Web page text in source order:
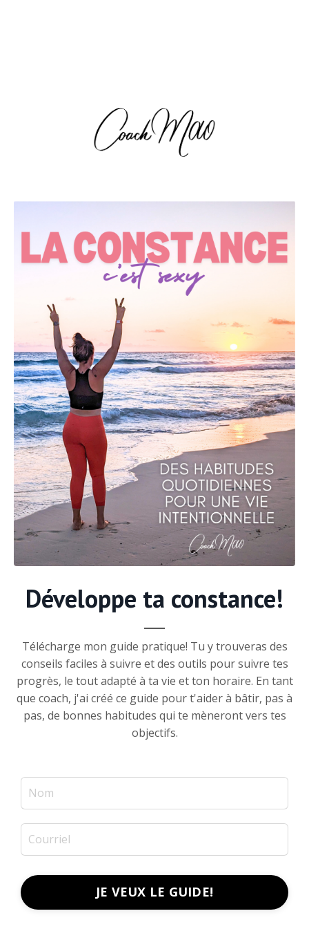
Développe ta constance!
Télécharge mon guide pratique! Tu y trouveras des
conseils faciles à suivre et des outils pour suivre tes
progrès, le tout adapté à ta vie et ton horaire. En tant
que coach, j'ai créé ce guide pour t'aider à bâtir, pas à
pas, de bonnes habitudes qui te mèneront vers tes
objectifs.
JE VEUX LE GUIDE!